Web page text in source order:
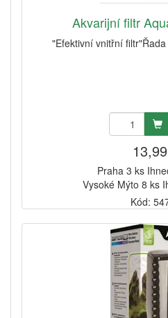
Akvarijní filtr
"Efektivní vnitřní
Praha 3 ks
Vysoké Mýto 8 ks
Kód: